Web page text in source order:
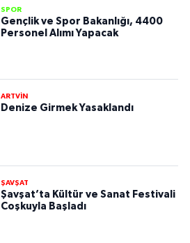
SPOR
Gençlik ve Spor Bakanlığı, 4400
Personel Alımı Yapacak
ARTVİN
Denize Girmek Yasaklandı
ŞAVŞAT
Şavşat’ta Kültür ve Sanat Festivali
Coşkuyla Başladı